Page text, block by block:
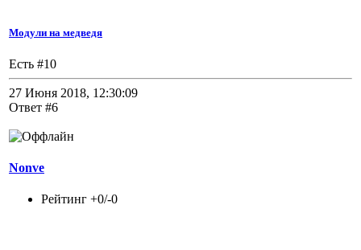
Модули на медведя
Есть #10
27 Июня 2018, 12:30:09
Ответ #6
Nonve
Рейтинг +0/-0